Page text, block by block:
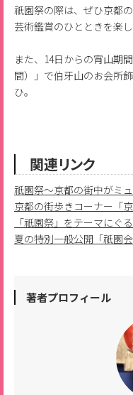
祇園祭の際は、ぜひ京都
芸術鑑賞のひとときを楽
また、14日からの宵山期
間）」で伯牙山のお会所
ひ。
関連リンク
祇園祭～京都の街中がミ
京都の街歩きコーナー「
「祇園祭」をテーマにぐ
夏の特別一般公開「祇園
著者プロフィール